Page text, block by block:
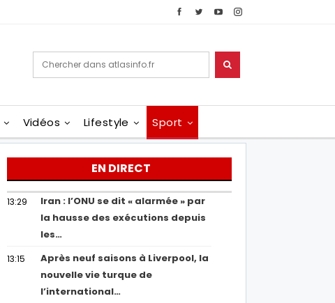
Vidéos Lifestyle Sport
EN DIRECT
13:29
Iran : l’ONU se dit « alarmée » par
la hausse des exécutions depuis
les…
13:15
Après neuf saisons à Liverpool, la
nouvelle vie turque de
l’international…